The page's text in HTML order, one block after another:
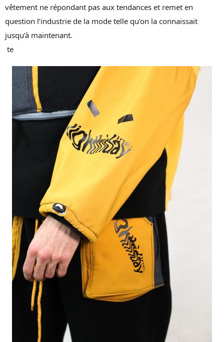
vêtement ne répondant pas aux tendances et remet en
question l’industrie de la mode telle qu’on la connaissait
jusqu’à maintenant.
te